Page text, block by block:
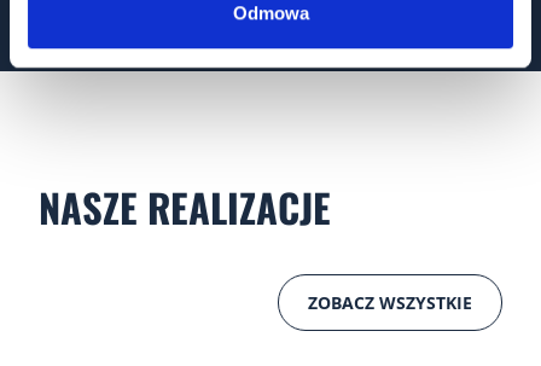
Odmowa
NASZE REALIZACJE
ZOBACZ WSZYSTKIE